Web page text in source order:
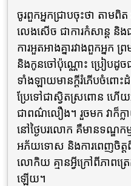
ចូរពួកអ្នកជ្រាបចុះថា តាម
លេងសើច ជាការកំសាន្ត និ
ការអួតអាងគ្នារវាងពួកអ្នក ព្
និងកូនចៅប៉ុណ្ណោះ ប្រៀបដូចជ
ទាំងឡាយមានក្តីរំភើបចំពោ
ប្រែទៅជាស្វិតស្រពោន ហើយ
ជាពណ៌លឿង។ រួចមក វាក៏ក្ល
នៅថ្ងៃបរលោក គឺមានទណ្ឌក
អភ័យទោស និងការពេញចិត្
លោកិយ គ្មានអ្វីក្រៅពីភាពត្
ឡើយ។